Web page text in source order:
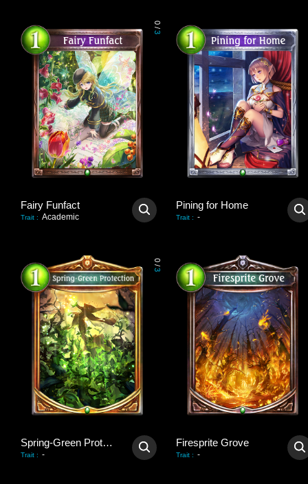
0
/
3
Fairy Funfact
Trait : Academic
Pining for Home
Trait : -
0
/
3
Spring-Green Protection
Trait : -
Firesprite Grove
Trait : -